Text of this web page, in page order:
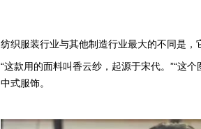
纺织服装行业与其他制造行业最大的不同是，
“这款用的面料叫香云纱，起源于宋代。”“这
中式服饰。